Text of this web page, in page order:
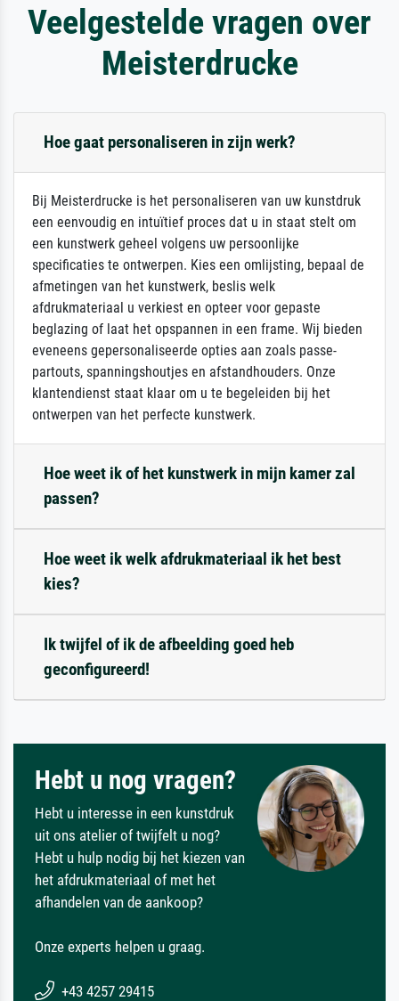
Veelgestelde vragen over
Meisterdrucke
Hoe gaat personaliseren in zijn werk?
Bij Meisterdrucke is het personaliseren van uw kunstdruk
een eenvoudig en intuïtief proces dat u in staat stelt om
een kunstwerk geheel volgens uw persoonlijke
specificaties te ontwerpen. Kies een omlijsting, bepaal de
afmetingen van het kunstwerk, beslis welk
afdrukmateriaal u verkiest en opteer voor gepaste
beglazing of laat het opspannen in een frame. Wij bieden
eveneens gepersonaliseerde opties aan zoals passe-
partouts, spanningshoutjes en afstandhouders. Onze
klantendienst staat klaar om u te begeleiden bij het
ontwerpen van het perfecte kunstwerk.
Hoe weet ik of het kunstwerk in mijn kamer zal
passen?
Hoe weet ik welk afdrukmateriaal ik het best
kies?
Ik twijfel of ik de afbeelding goed heb
geconfigureerd!
Hebt u nog vragen?
Hebt u interesse in een kunstdruk
uit ons atelier of twijfelt u nog?
Hebt u hulp nodig bij het kiezen van
het afdrukmateriaal of met het
afhandelen van de aankoop?
Onze experts helpen u graag.
+43 4257 29415